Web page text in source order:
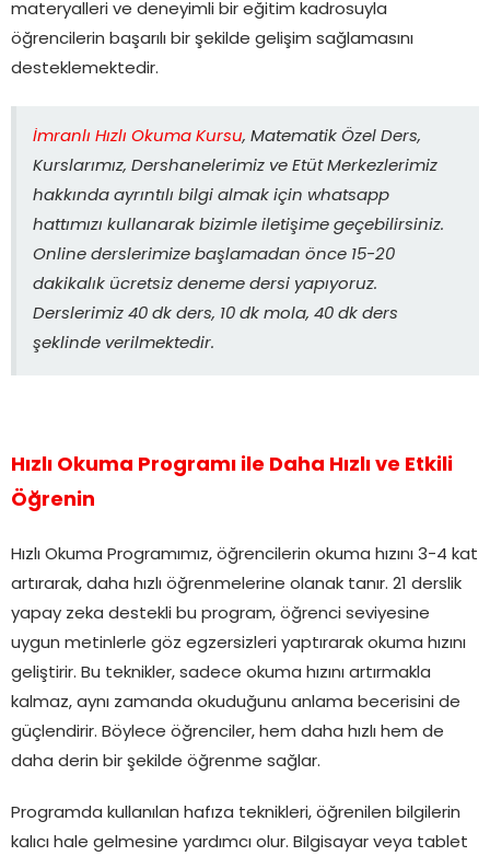
materyalleri ve deneyimli bir eğitim kadrosuyla
öğrencilerin başarılı bir şekilde gelişim sağlamasını
desteklemektedir.
İmranlı Hızlı Okuma Kursu, Matematik Özel Ders,
Kurslarımız, Dershanelerimiz ve Etüt Merkezlerimiz
hakkında ayrıntılı bilgi almak için whatsapp
hattımızı kullanarak bizimle iletişime geçebilirsiniz.
Online derslerimize başlamadan önce 15-20
dakikalık ücretsiz deneme dersi yapıyoruz.
Derslerimiz 40 dk ders, 10 dk mola, 40 dk ders
şeklinde verilmektedir.
Hızlı Okuma Programı ile Daha Hızlı ve Etkili
Öğrenin
Hızlı Okuma Programımız, öğrencilerin okuma hızını 3-4 kat
artırarak, daha hızlı öğrenmelerine olanak tanır. 21 derslik
yapay zeka destekli bu program, öğrenci seviyesine
uygun metinlerle göz egzersizleri yaptırarak okuma hızını
geliştirir. Bu teknikler, sadece okuma hızını artırmakla
kalmaz, aynı zamanda okuduğunu anlama becerisini de
güçlendirir. Böylece öğrenciler, hem daha hızlı hem de
daha derin bir şekilde öğrenme sağlar.
Programda kullanılan hafıza teknikleri, öğrenilen bilgilerin
kalıcı hale gelmesine yardımcı olur. Bilgisayar veya tablet